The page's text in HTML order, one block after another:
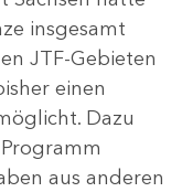
insgesamt
JTF-Gebieten
einen
Dazu
aus anderen